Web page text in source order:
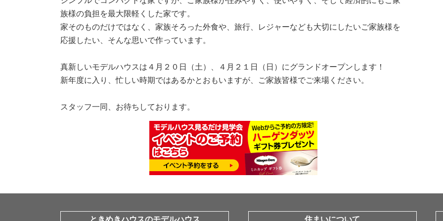
族様の負担を最大限軽くした家です。
家そのものだけではなく、家族そろった外食や、旅行、レジャーなども大切にしたいご家族様を
応援したい、そんな思いで作っています。
真新しいモデルハウスは４月２０日（土）、４月２１日（日）にグランドオープンします！
新年度に入り、忙しい時期ではあるかとおもいますが、ご家族皆様でご来場ください。
スタッフ一同、お待ちしております。
ときめきハウスのモデルハウス 住まいについて